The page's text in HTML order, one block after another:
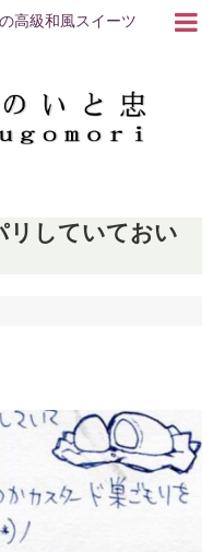
高級和風スイーツ
リしていておい